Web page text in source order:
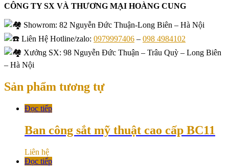
CÔNG TY SX VÀ THƯƠNG MẠI HOÀNG CUNG
Showrom: 82 Nguyễn Đức Thuận-Long Biên – Hà Nội
Liên Hệ Hotline/zalo: 0979997406 – 098 4984102
Xưởng SX: 98 Nguyễn Đức Thuận – Trâu Quỳ – Long Biên
– Hà Nội
Sản phẩm tương tự
Đọc tiếp
Ban công sắt mỹ thuật cao cấp BC11
Liên hệ
Đọc tiếp